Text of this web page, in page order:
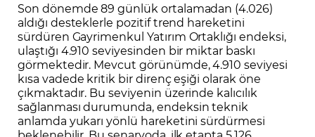
Son dönemde 89 günlük ortalamadan (4.026)
aldığı desteklerle pozitif trend hareketini
sürdüren Gayrimenkul Yatırım Ortaklığı endeksi,
ulaştığı 4.910 seviyesinden bir miktar baskı
görmektedir. Mevcut görünümde, 4.910 seviyesi
kısa vadede kritik bir direnç eşiği olarak öne
çıkmaktadır. Bu seviyenin üzerinde kalıcılık
sağlanması durumunda, endeksin teknik
anlamda yukarı yönlü hareketini sürdürmesi